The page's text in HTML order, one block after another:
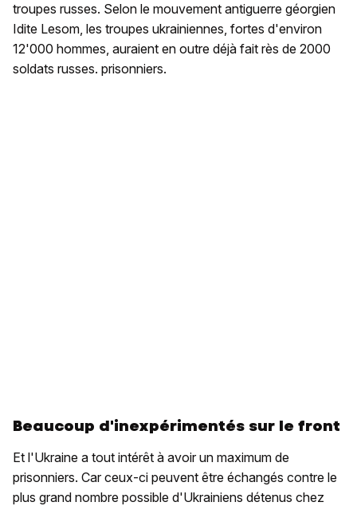
troupes russes. Selon le mouvement antiguerre géorgien
Idite Lesom, les troupes ukrainiennes, fortes d'environ
12'000 hommes, auraient en outre déjà fait rès de 2000
soldats russes. prisonniers.
Beaucoup d'inexpérimentés sur le front
Et l'Ukraine a tout intérêt à avoir un maximum de
prisonniers. Car ceux-ci peuvent être échangés contre le
plus grand nombre possible d'Ukrainiens détenus chez